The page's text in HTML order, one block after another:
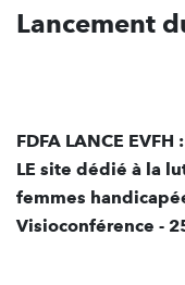
Lancement
FDFA LANCE EVFH :
LE site dédié à la
femmes
Visioconférence -